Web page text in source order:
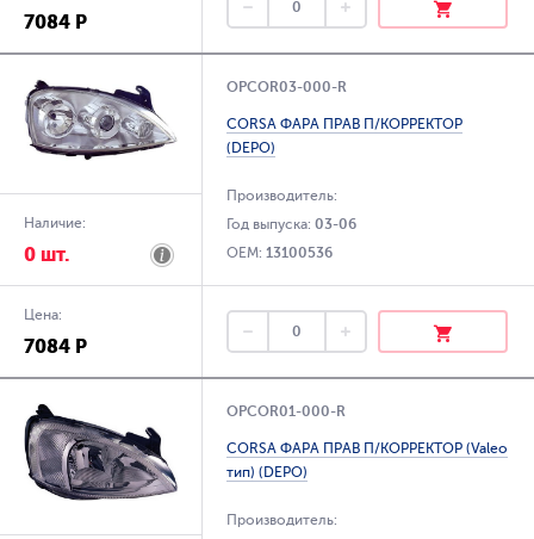
7084 Р
Наличие:
0 шт.
OPCOR03-000-R
CORSA ФАРА ПРАВ П/КОРРЕКТОР
(DEPO)
Производитель:
Год выпуска:03-06
OEM:13100536
Цена:
7084 Р
OPCOR01-000-R
CORSA ФАРА ПРАВ П/КОРРЕКТОР (Valeo
тип) (DEPO)
Производитель: